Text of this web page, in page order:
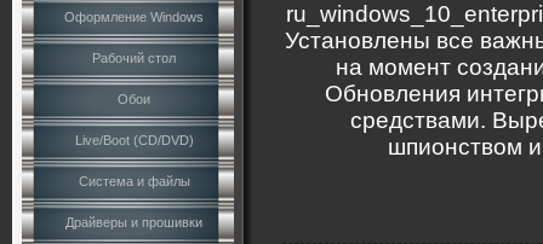
Оформление Windows
Рабочий стол
Обои
Live/Boot (CD/DVD)
Система и файлы
Драйверы и прошивки
Установлены все
на момент
Обновления
средствами.
шпионством